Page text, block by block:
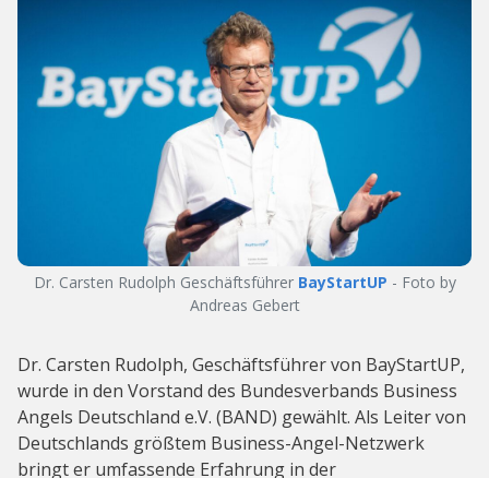
Dr. Carsten Rudolph Geschäftsführer BayStartUP - Foto by
Andreas Gebert
Dr. Carsten Rudolph, Geschäftsführer von BayStartUP,
wurde in den Vorstand des Bundesverbands Business
Angels Deutschland e.V. (BAND) gewählt. Als Leiter von
Deutschlands größtem Business-Angel-Netzwerk
bringt er umfassende Erfahrung in der